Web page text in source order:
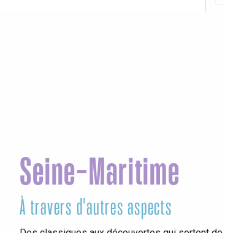
Seine-Maritime
À travers d'autres aspects